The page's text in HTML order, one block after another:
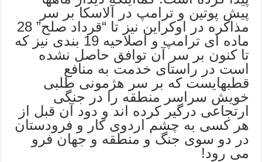
پیش پوتین و ترامپ در آلاسکا بر سر
مذاکره در اوکراین نیز تا “قرداد صلح” 28
ماده ای ترامپ و اصلاحیه 19 بندی نیز که
تا کنون بر سر آن توافق حاصل نشده
است در راستای خدمت به منافع
قطبهایست که بر سر هژمونی طلبی
خویش سراسر منطقه را در جنگی
ارتجاعی درگیر کرده اند و دود آن قبل از
هر کسی به چشم اردوی کار و فرودستان
در دو سوی جنگ و منطقه و جهان فرو
می رود!